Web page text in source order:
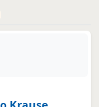
Logo hinterlegt